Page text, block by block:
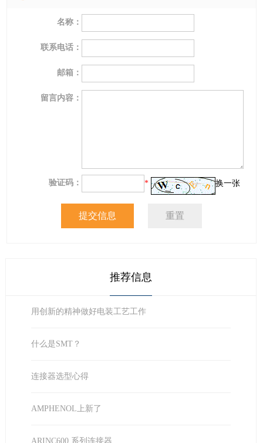
名称：
联系电话：
邮箱：
留言内容：
验证码： * 换一张
推荐信息
用创新的精神做好电装工艺工作
什么是SMT？
连接器选型心得
AMPHENOL上新了
ARINC600 系列连接器